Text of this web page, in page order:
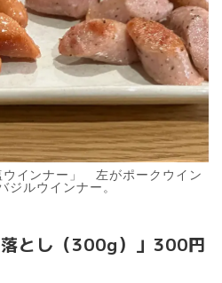
ウインナー」 左がポークウイン
ジルウインナー。
とし（300g）」300円